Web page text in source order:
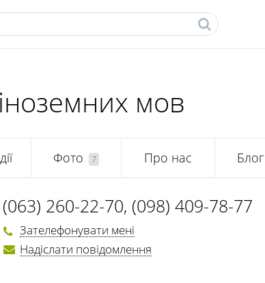
мов
Фото 7 Про нас Блог
(063) 260-22-70, (098) 409-78-77
Зателефонувати мені
Надіслати повідомлення